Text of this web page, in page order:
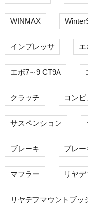
WINMAX
インプレッサ エ
エボ7～9 CT9A
クラッチ コン
サスペンション
ブレーキ ブレー
マフラー リヤ
リヤデフマウントブッ